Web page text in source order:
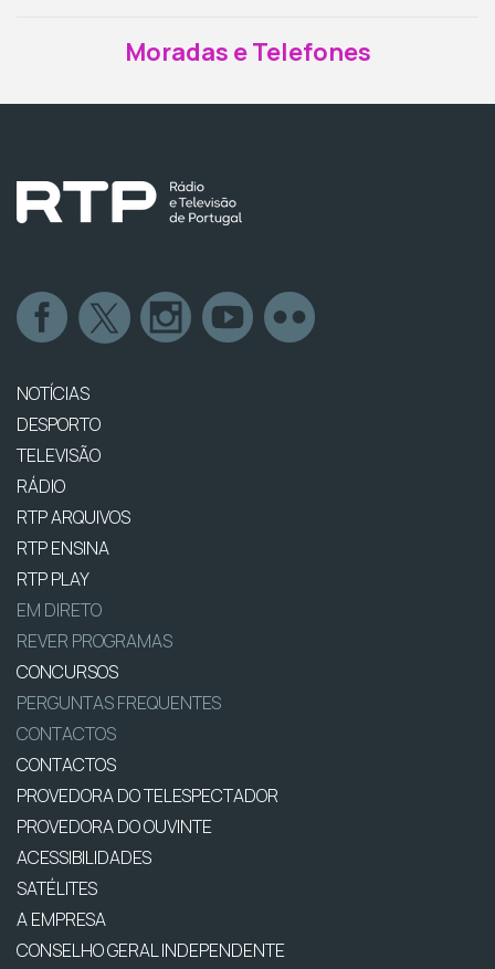
Moradas e Telefones
NOTÍCIAS
DESPORTO
TELEVISÃO
RÁDIO
RTP ARQUIVOS
RTP ENSINA
RTP PLAY
EM DIRETO
REVER PROGRAMAS
CONCURSOS
PERGUNTAS FREQUENTES
CONTACTOS
CONTACTOS
PROVEDORA DO TELESPECTADOR
PROVEDORA DO OUVINTE
ACESSIBILIDADES
SATÉLITES
A EMPRESA
CONSELHO GERAL INDEPENDENTE